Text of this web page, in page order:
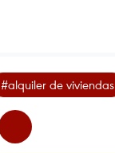
#alquiler de viviendas